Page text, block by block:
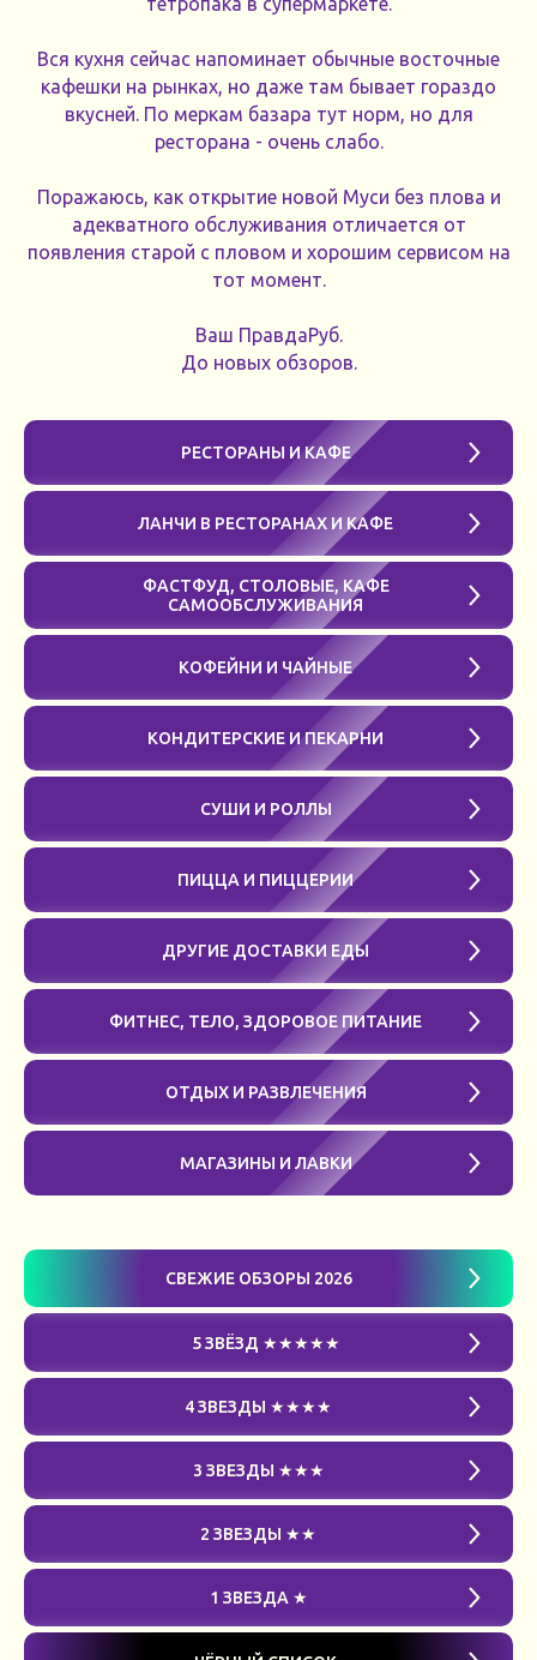
Вся кухня сейчас напоминает обычные восточные
кафешки на рынках, но даже там бывает гораздо
вкусней. По меркам базара тут норм, но для
ресторана - очень слабо.
Поражаюсь, как открытие новой Муси без плова и
адекватного обслуживания отличается от
появления старой с пловом и хорошим сервисом на
тот момент.
Ваш ПравдаРуб.
До новых обзоров.
РЕСТОРАНЫ И КАФЕ
ЛАНЧИ В РЕСТОРАНАХ И КАФЕ
ФАСТФУД, СТОЛОВЫЕ, КАФЕ
САМООБСЛУЖИВАНИЯ
КОФЕЙНИ И ЧАЙНЫЕ
КОНДИТЕРСКИЕ И ПЕКАРНИ
СУШИ И РОЛЛЫ
ПИЦЦА И ПИЦЦЕРИИ
ДРУГИЕ ДОСТАВКИ ЕДЫ
ФИТНЕС, ТЕЛО, ЗДОРОВОЕ ПИТАНИЕ
ОТДЫХ И РАЗВЛЕЧЕНИЯ
МАГАЗИНЫ И ЛАВКИ
СВЕЖИЕ ОБЗОРЫ 2026
5 ЗВЁЗД ★★★★★
4 ЗВЕЗДЫ ★★★★
3 ЗВЕЗДЫ ★★★
2 ЗВЕЗДЫ ★★
1 ЗВЕЗДА ★